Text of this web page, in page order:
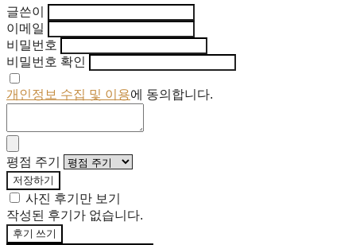
글쓴이
이메일
비밀번호
비밀번호 확인
개인정보 수집 및 이용에 동의합니다.
평점 주기
저장하기
사진 후기만 보기
작성된 후기가 없습니다.
후기 쓰기